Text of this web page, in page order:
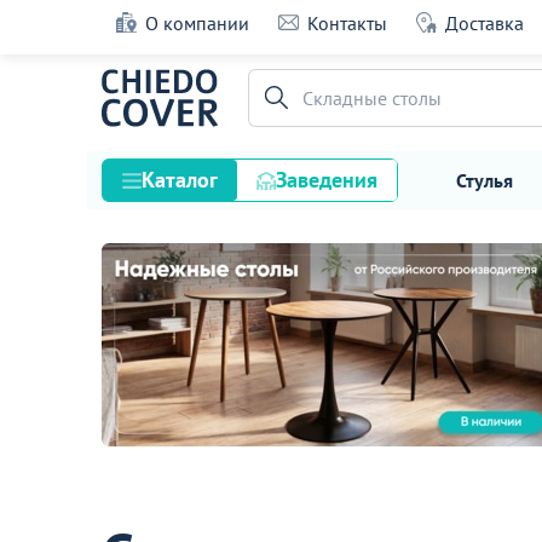
О компании Контакты Доставка
Складные столы
Каталог Заведения Стулья
Стулья
Столы
Подстолья и опоры
Столешницы
Текстиль